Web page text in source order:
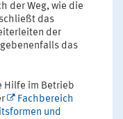
der Weg, wie die
das
der
das
Hilfe im Betrieb
Fachbereich
und